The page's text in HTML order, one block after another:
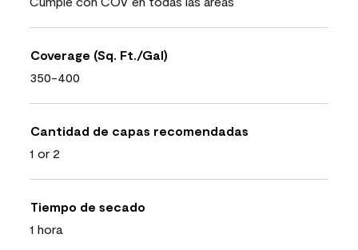
Coverage (Sq. Ft./Gal)
350-400
Cantidad de capas recomendadas
1 or 2
Tiempo de secado
1 hora